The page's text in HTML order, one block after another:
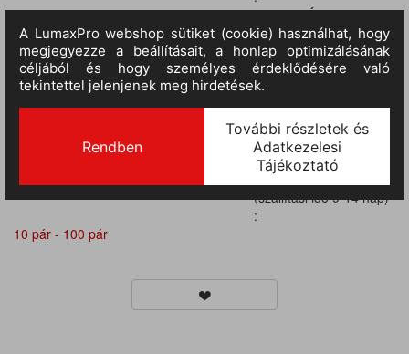
10 pár - 100 pár
III.RAKTÁRON
(szállítási idő 9-14 nap)
:
10 pár - 100 pár
III.RAKTÁRON
(szállítási idő 9-14 nap)
:
III.RAKTÁRON
(szállítási idő 9-14 nap)
:
RAKTÁRON
(szállítási idő 9-14 nap)
:
10 pár - 100 pár